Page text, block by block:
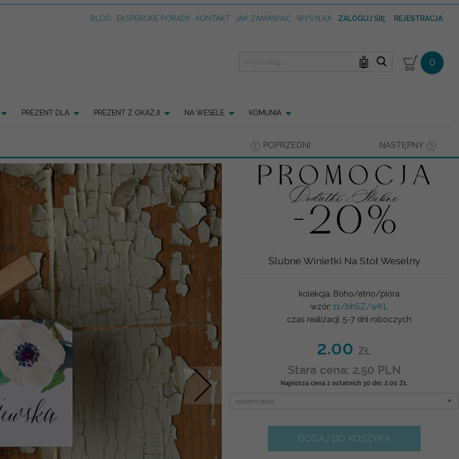
BLOG EKSPERCKIE PORADY KONTAKT JAK ZAMAWIAĆ WYSYŁKA ZALOGUJ SIĘ REJESTRACJA
🤖 0
PREZENT DLA PREZENT Z OKAZJI NA WESELE KOMUNIA
POPRZEDNI NASTĘPNY
Nastepne
Ślubne Winietki Na Stół Weselny
kolekcja: Boho/etno/pióra
wzór: 11/bhSZ/wKL
czas realizacji: 5-7 dni roboczych
2.00 ZŁ
Stara cena: 2.50 PLN
Najniższa cena z ostatnich 30 dni: 2.00 ZŁ
DODAJ DO KOSZYKA